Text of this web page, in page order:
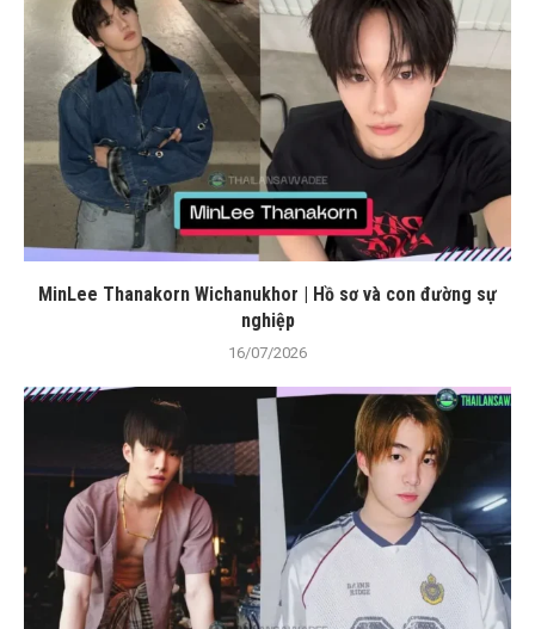
MinLee Thanakorn Wichanukhor | Hồ sơ và con đường sự
nghiệp
16/07/2026